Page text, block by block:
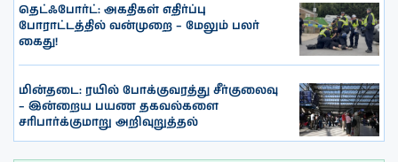
தெட்ஃபோர்ட்: அகதிகள் எதிர்ப்பு
போராட்டத்தில் வன்முறை – மேலும் பலர்
கைது!
மின்தடை: ரயில் போக்குவரத்து சீர்குலைவு
– இன்றைய பயண தகவல்களை
சரிபார்க்குமாறு அறிவுறுத்தல்